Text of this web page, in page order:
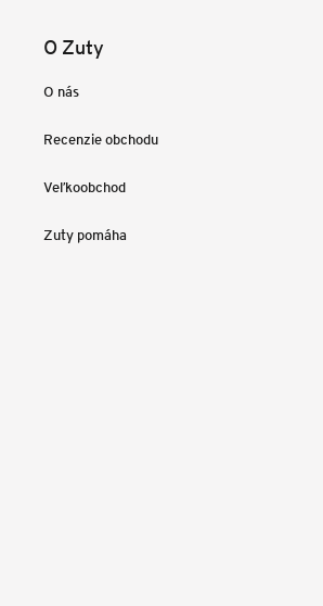
O Zuty
O nás
Recenzie obchodu
Veľkoobchod
Zuty pomáha